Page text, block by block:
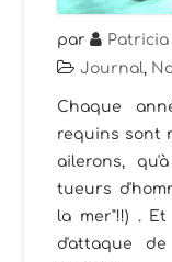
par
Journal,
Chaque
requins sont
ailerons,
tueurs
la mer"!!) .
d'attaque